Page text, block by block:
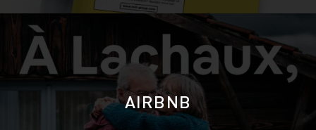
AIRBNB
Les mannequins, artistes-interprètes et, plus
généralement toutes personnes, représentées sur les
photos et films publicitaires publiés sur ce site ont
consenti à l’usage de leur image dans le cadre des
campagnes produites pour les annonceurs, clients de
l’Agence. De la même façon, les salariés et dirigeants de
l’Agence dont l’image est utilisée sur ce site ont
consenti à l’utilisation de ces documents
iconographiques dans le cadre du site et uniquement
dans ce cadre.